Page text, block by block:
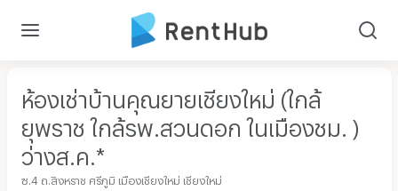
ห้องเช่าบ้านคุณยายเชียงใหม่ (ใกล้
ยุพราช ใกล้รพ.สวนดอก ในเมืองชม. )
ว่างส.ค.*
ซ.4 ถ.สิงหราช ศรีภูมิ เมืองเชียงใหม่ เชียงใหม่